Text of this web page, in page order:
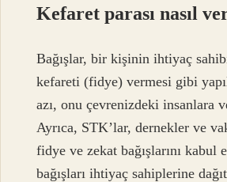
Kefaret parası nasıl
Bağışlar, bir kişinin ihtiyaç
kefareti (fidye) vermesi gibi
azı, onu çevrenizdeki insanlara
Ayrıca, STK’lar, dernekler ve
fidye ve zekat bağışlarını kabul
bağışları ihtiyaç sahiplerine